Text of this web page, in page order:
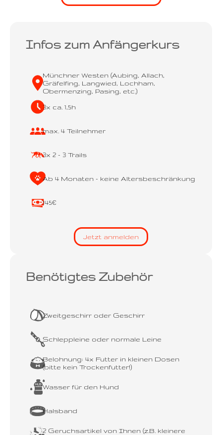
Infos zum Anfängerkurs
Münchner Westen (Aubing, Allach,
Gräfelfing, Langwied, Lochham,
Obermenzing, Pasing, etc.)
3x ca. 1,5h
max. 4 Teilnehmer
3x 2 - 3 Trails
Ab 4 Monaten - keine Altersbeschränkung
145€
Jetzt anmelden
Benötigtes Zubehör
Zweitgeschirr oder Geschirr
Schleppleine oder normale Leine
Belohnung: 4x Futter in kleinen Dosen
(bitte kein Trockenfutter!)
Wasser für den Hund
Halsband
2 Geruchsartikel von Ihnen (z.B. kleinere